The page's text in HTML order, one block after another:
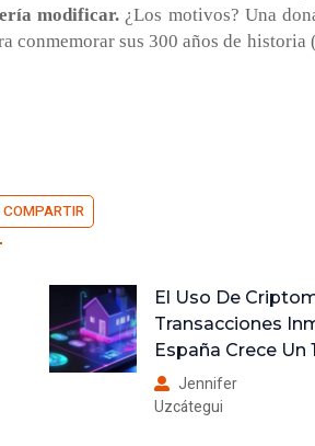
modificar. ¿Los motivos? Una
conmemorar sus 300 años de historia
COMPARTIR
Inversiones
Beneficios Y
Jennifer
Uzcátegui